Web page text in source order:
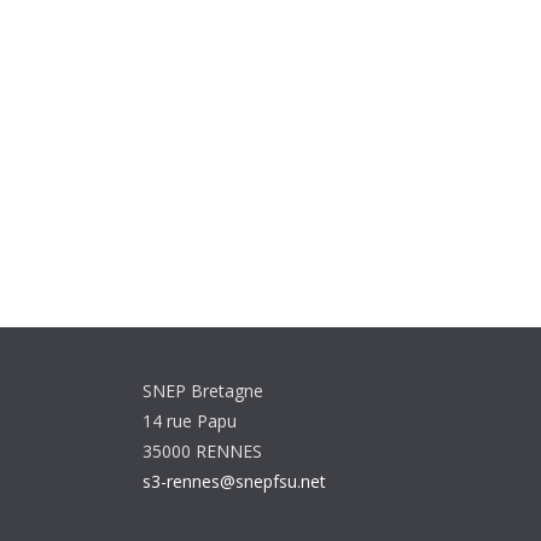
SNEP Bretagne
14 rue Papu
35000 RENNES
s3-rennes@snepfsu.net